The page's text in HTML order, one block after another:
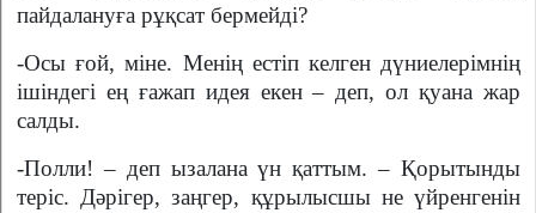
пайдалануға рұқсат бермейді?
-Осы ғой, міне. Менің естіп келген дүниелерімнің
ішіндегі ең ғажап идея екен – деп, ол қуана жар
салды.
-Полли! – деп ызалана үн қаттым. – Қорытынды
теріс. Дәрігер, заңгер, құрылысшы не үйренгенін